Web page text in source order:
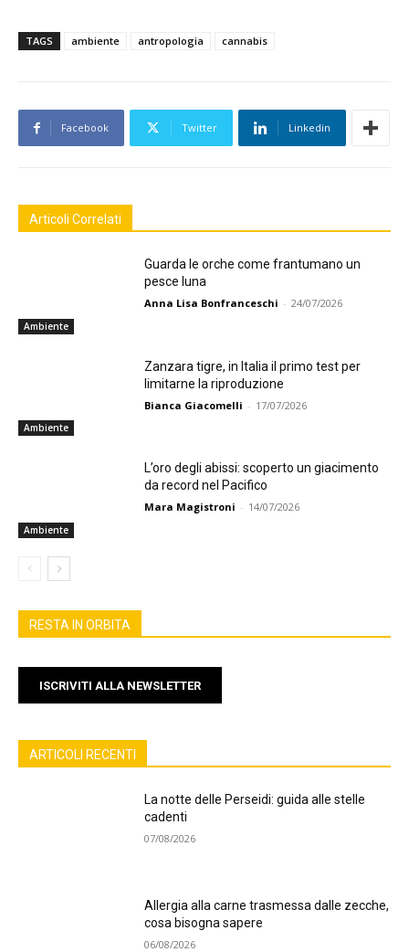
TAGS ambiente antropologia cannabis
Facebook Twitter Linkedin
Articoli Correlati
Ambiente
Guarda le orche come frantumano un
pesce luna
Anna Lisa Bonfranceschi - 24/07/2026
Ambiente
Zanzara tigre, in Italia il primo test per
limitarne la riproduzione
Bianca Giacomelli - 17/07/2026
Ambiente
L’oro degli abissi: scoperto un giacimento
da record nel Pacifico
Mara Magistroni - 14/07/2026
RESTA IN ORBITA
ISCRIVITI ALLA NEWSLETTER
ARTICOLI RECENTI
La notte delle Perseidi: guida alle stelle
cadenti
07/08/2026
Allergia alla carne trasmessa dalle zecche,
cosa bisogna sapere
06/08/2026